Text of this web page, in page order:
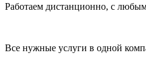
Работаем дистанционно, с
Все нужные услуги в одной